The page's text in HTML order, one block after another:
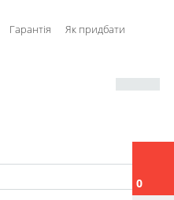
Гарантія
Як придбати
0